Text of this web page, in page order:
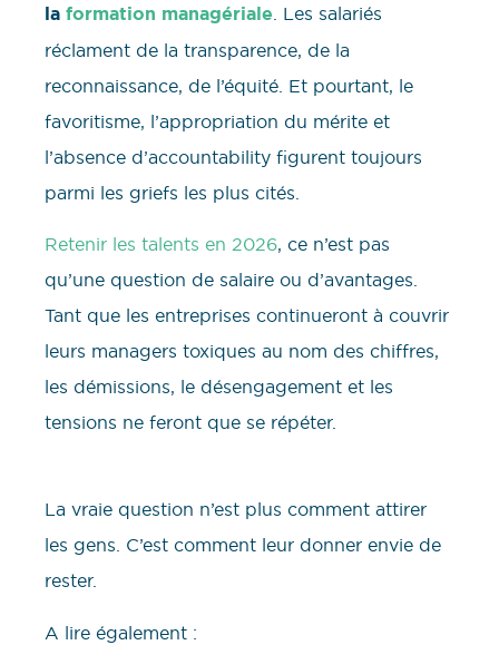
la formation managériale . Les salariés
réclament de la transparence, de la
reconnaissance, de l’équité. Et pourtant, le
favoritisme, l’appropriation du mérite et
l’absence d’accountability figurent toujours
parmi les griefs les plus cités.
Retenir les talents en 2026, ce n’est pas
qu’une question de salaire ou d’avantages.
Tant que les entreprises continueront à couvrir
leurs managers toxiques au nom des chiffres,
les démissions, le désengagement et les
tensions ne feront que se répéter.
La vraie question n’est plus comment attirer
les gens. C’est comment leur donner envie de
rester.
A lire également :